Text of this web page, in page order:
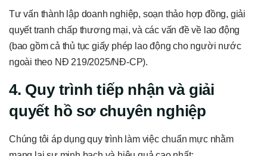
Tư vấn thành lập doanh nghiệp, soạn thảo hợp đồng, giải
quyết tranh chấp thương mại, và các vấn đề về lao động
(bao gồm cả thủ tục giấy phép lao động cho người nước
ngoài theo NĐ 219/2025/NĐ-CP).
4. Quy trình tiếp nhận và giải
quyết hồ sơ chuyên nghiệp
Chúng tôi áp dụng quy trình làm việc chuẩn mực nhằm